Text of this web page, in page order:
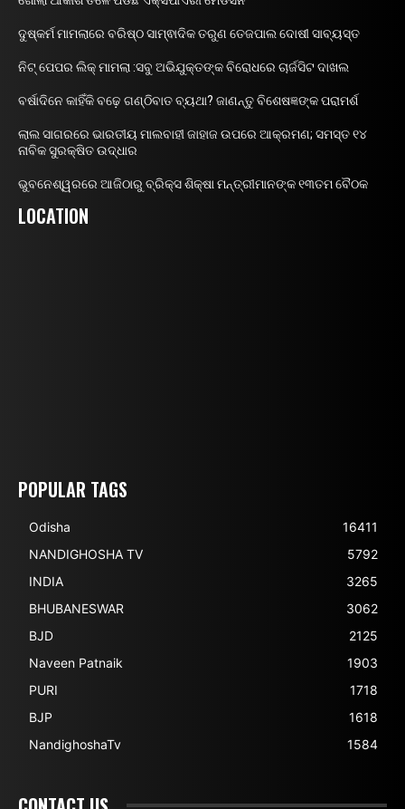
ଦୁଷ୍କର୍ମ ମାମଲାରେ ବରିଷ୍ଠ ସାମ୍ଵାଦିକ ତରୁଣ ତେଜପାଲ ଦୋଷୀ ସାବ୍ୟସ୍ତ
ନିଟ୍ ପେପର ଲିକ୍ ମାମଲା :ସବୁ ଅଭିଯୁକ୍ତଙ୍କ ବିରୋଧରେ ଚାର୍ଜସିଟ ଦାଖଲ
ବର୍ଷାଦିନେ କାହିଁକି ବଢ଼େ ଗଣ୍ଠିବାତ ବ୍ୟଥା? ଜାଣନ୍ତୁ ବିଶେଷଜ୍ଞଙ୍କ ପରାମର୍ଶ
ଲାଲ ସାଗରରେ ଭାରତୀୟ ମାଲବାହୀ ଜାହାଜ ଉପରେ ଆକ୍ରମଣ; ସମସ୍ତ ୧୪
ନାବିକ ସୁରକ୍ଷିତ ଉଦ୍ଧାର
ଭୁବନେଶ୍ୱରରେ ଆଜିଠାରୁ ବ୍ରିକ୍ସ ଶିକ୍ଷା ମନ୍ତ୍ରୀମାନଙ୍କ ୧୩ତମ ବୈଠକ
LOCATION
POPULAR TAGS
Odisha
16411
NANDIGHOSHA TV
5792
INDIA
3265
BHUBANESWAR
3062
BJD
2125
Naveen Patnaik
1903
PURI
1718
BJP
1618
NandighoshaTv
1584